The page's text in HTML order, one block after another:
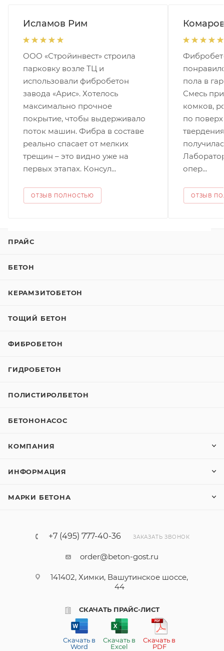
РАССЧИТАТЬ ДОСТАВКУ
Исламов Рим
ООО «Стройинвест» строила
парковку возле ТЦ и
использовали фибробетон
завода «Арис». Хотелось
максимально прочное
покрытие, чтобы выдерживало
поток машин. Фибра в составе
реально спасает от мелких
трещин – это видно уже на
первых этапах. Консул...
ОТЗЫВ ПОЛНОСТЬЮ
пола в
Смесь
комков,
по
опер...
ОТЗЫВ
ПРАЙС
БЕТОН
КЕРАМЗИТОБЕТОН
ТОЩИЙ БЕТОН
ФИБРОБЕТОН
ГИДРОБЕТОН
ПОЛИСТИРОЛБЕТОН
БЕТОНОНАСОС
КОМПАНИЯ
ИНФОРМАЦИЯ
МАРКИ БЕТОНА
+7 (495) 777-40-36 ЗАКАЗАТЬ ЗВОНОК
order@beton-gost.ru
141402, Химки, Вашутинское шоссе,
44
СКАЧАТЬ ПРАЙС-ЛИСТ
Скачать в
Word
Скачать в
Excel
Скачать в
PDF